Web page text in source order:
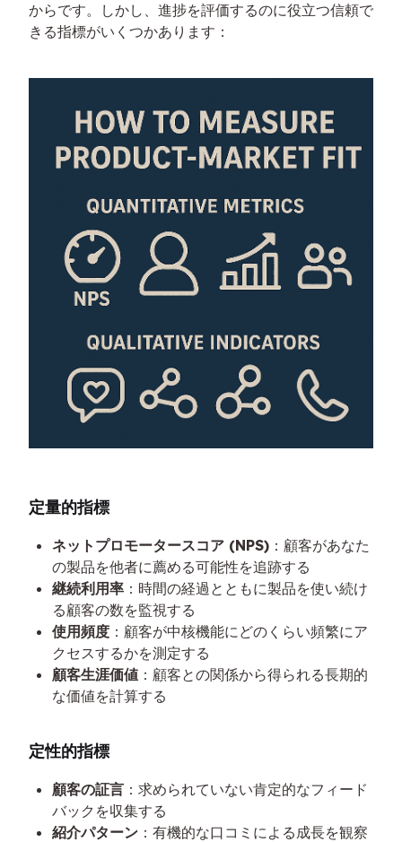
からです。しかし、進捗を評価するのに役立つ信頼で
きる指標がいくつかあります：
定量的指標
ネットプロモータースコア (NPS) ：顧客があなた
の製品を他者に薦める可能性を追跡する
継続利用率 ：時間の経過とともに製品を使い続け
る顧客の数を監視する
使用頻度 ：顧客が中核機能にどのくらい頻繁にア
クセスするかを測定する
顧客生涯価値 ：顧客との関係から得られる長期的
な価値を計算する
定性的指標
顧客の証言 ：求められていない肯定的なフィード
バックを収集する
紹介パターン ：有機的な口コミによる成長を観察